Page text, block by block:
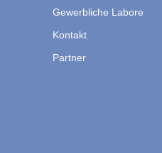
Gewerbliche Labore
Kontakt
Partner